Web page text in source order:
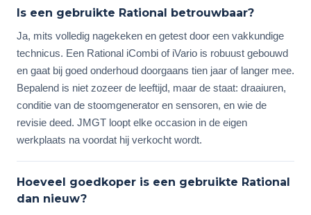
Is een gebruikte Rational betrouwbaar?
Ja, mits volledig nagekeken en getest door een vakkundige
technicus. Een Rational iCombi of iVario is robuust gebouwd
en gaat bij goed onderhoud doorgaans tien jaar of langer mee.
Bepalend is niet zozeer de leeftijd, maar de staat: draaiuren,
conditie van de stoomgenerator en sensoren, en wie de
revisie deed. JMGT loopt elke occasion in de eigen
werkplaats na voordat hij verkocht wordt.
Hoeveel goedkoper is een gebruikte Rational
dan nieuw?